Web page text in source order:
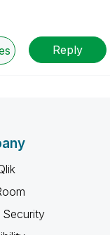
Reply
Security